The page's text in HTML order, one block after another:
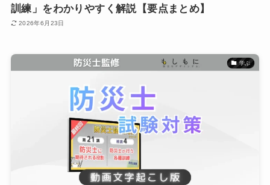
訓練」をわかりやすく解説【要点まとめ】
2026年6月23日
学ぶ